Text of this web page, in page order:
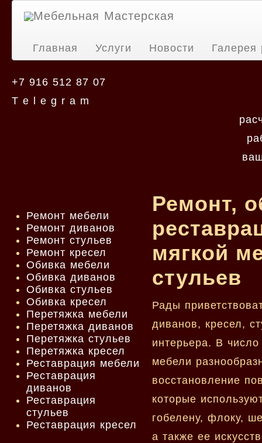
Мебельная Мастерская
Главная Услуги Новости Галерея
+7 916 512 87 07
T e l e g r a m
Ремонт мебели
Ремонт диванов
Ремонт стульев
Ремонт кресел
Обивка мебели
Обивка диванов
Обивка стульев
Обивка кресел
Перетяжка мебели
Перетяжка диванов
Перетяжка стульев
Перетяжка кресел
Реставрация мебели
Реставрация
диванов
Реставрация
стульев
Реставрация кресел
Ремонт,
мягкой
стульев
Рады
диванов, кресел,
интерьера. В
мебели
восстановление
которые
гобелену, флоку,
а также ее